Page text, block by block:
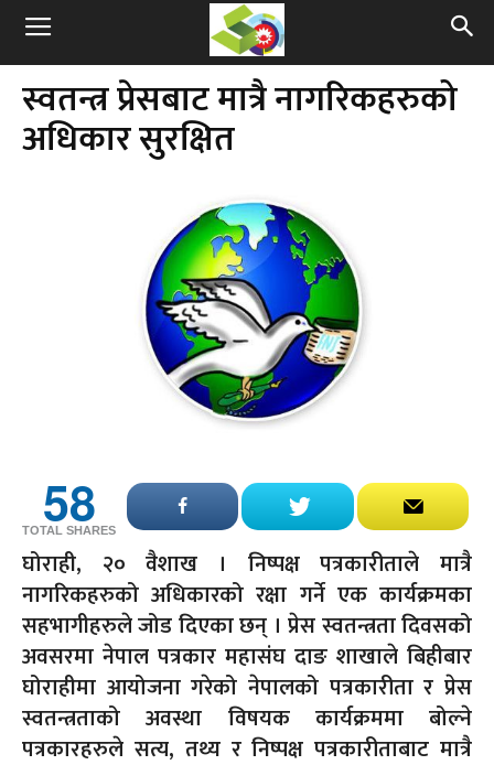
स्वतन्त्र प्रेसबाट मात्रै नागरिकहरुको
अधिकार सुरक्षित
58
TOTAL SHARES
घोराही, २० वैशाख । निष्पक्ष पत्रकारीताले मात्रै
नागरिकहरुको अधिकारको रक्षा गर्ने एक कार्यक्रमका
सहभागीहरुले जोड दिएका छन् । प्रेस स्वतन्त्रता दिवसको
अवसरमा नेपाल पत्रकार महासंघ दाङ शाखाले बिहीबार
घोराहीमा आयोजना गरेको नेपालको पत्रकारीता र प्रेस
स्वतन्त्रताको अवस्था विषयक कार्यक्रममा बोल्ने
पत्रकारहरुले सत्य, तथ्य र निष्पक्ष पत्रकारीताबाट मात्रै